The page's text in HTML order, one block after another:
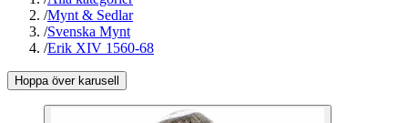
/Mynt & Sedlar
/Svenska Mynt
/Erik XIV 1560-68
Hoppa över karusell